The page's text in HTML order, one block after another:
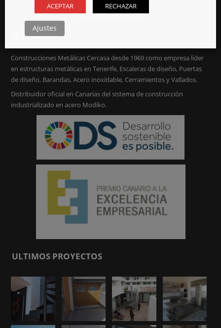
NOSOTROS
Construcciones Metálicas Cercasa desde 1969 como empresa líder
en estructuras metálicas en Tenerife, Escaleras de diseño, Puertas
de diseño, Barandas, Acero inoxidable, Cerramientos y Vallados.
Distribuidor oficial en Canarias del sistema de construcción
industrializado en acero Modiko.
ULTIMOS PROYECTOS
ACEPTAR RECHAZAR
Ajustes